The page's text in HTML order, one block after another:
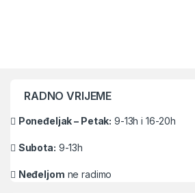
RADNO VRIJEME
Poneđeljak – Petak: 9-13h i 16-20h
Subota: 9-13h
Neđeljom ne radimo